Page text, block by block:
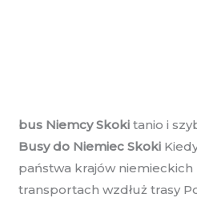
bus Niemcy Skoki tanio i
Busy do Niemiec Skoki
państwa krajów
transportach wzdłuż trasy